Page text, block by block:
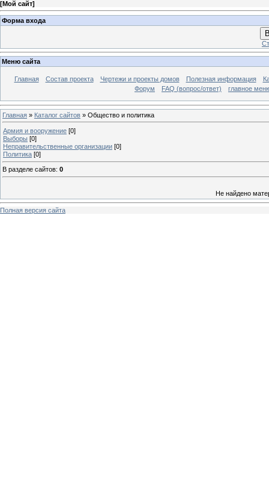
[Мой сайт]
Форма входа
Меню сайта
Главная Состав проекта Чертежи и проекты домов Полезная информация
Форум
FAQ (вопрос/ответ) главное
Главная » Каталог сайтов » Общество и политика
Армия и вооружение [0]
Выборы [0]
Неправительственные организации [0]
Политика [0]
В разделе сайтов: 0
Не найдено
Полная версия сайта